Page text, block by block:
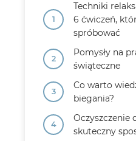
Techniki
6 ćwiczeń,
spróbować
Pomysły na
świąteczne
Co warto
biegania?
Oczyszczenie
skuteczny